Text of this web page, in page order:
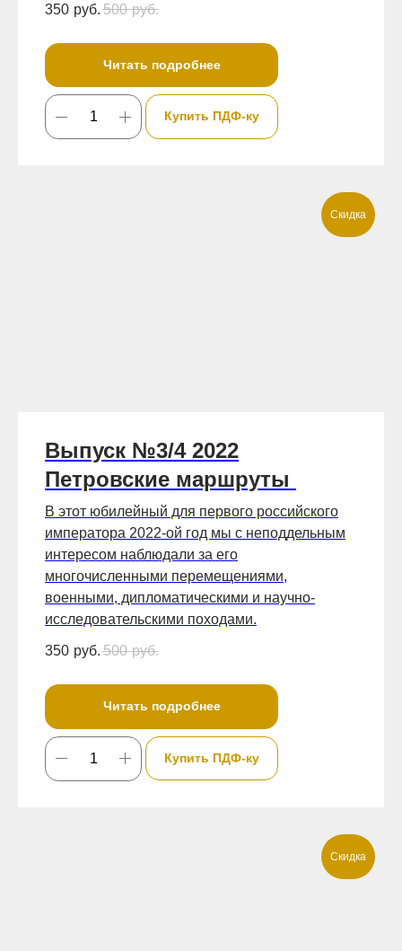
350 руб. 500 руб.
Читать подробнее
Купить ПДФ-ку
Скидка
Выпуск №3/4 2022
Петровские маршруты
В этот юбилейный для первого российского
императора 2022-ой год мы с неподдельным
интересом наблюдали за его
многочисленными перемещениями,
военными, дипломатическими и научно-
исследовательскими походами.
350 руб. 500 руб.
Читать подробнее
Купить ПДФ-ку
Скидка